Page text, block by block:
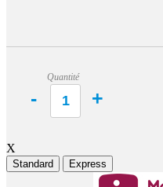
Quantité
X
Standard Express